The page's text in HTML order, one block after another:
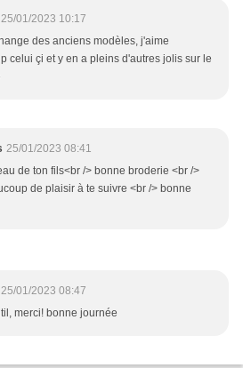
25/01/2023 10:17
des anciens modèles, j'aime
celui çi et y en a pleins d'autres jolis sur le
25/01/2023 08:41
de ton fils<br /> bonne broderie <br />
de plaisir à te suivre <br /> bonne
25/01/2023 08:47
merci! bonne journée